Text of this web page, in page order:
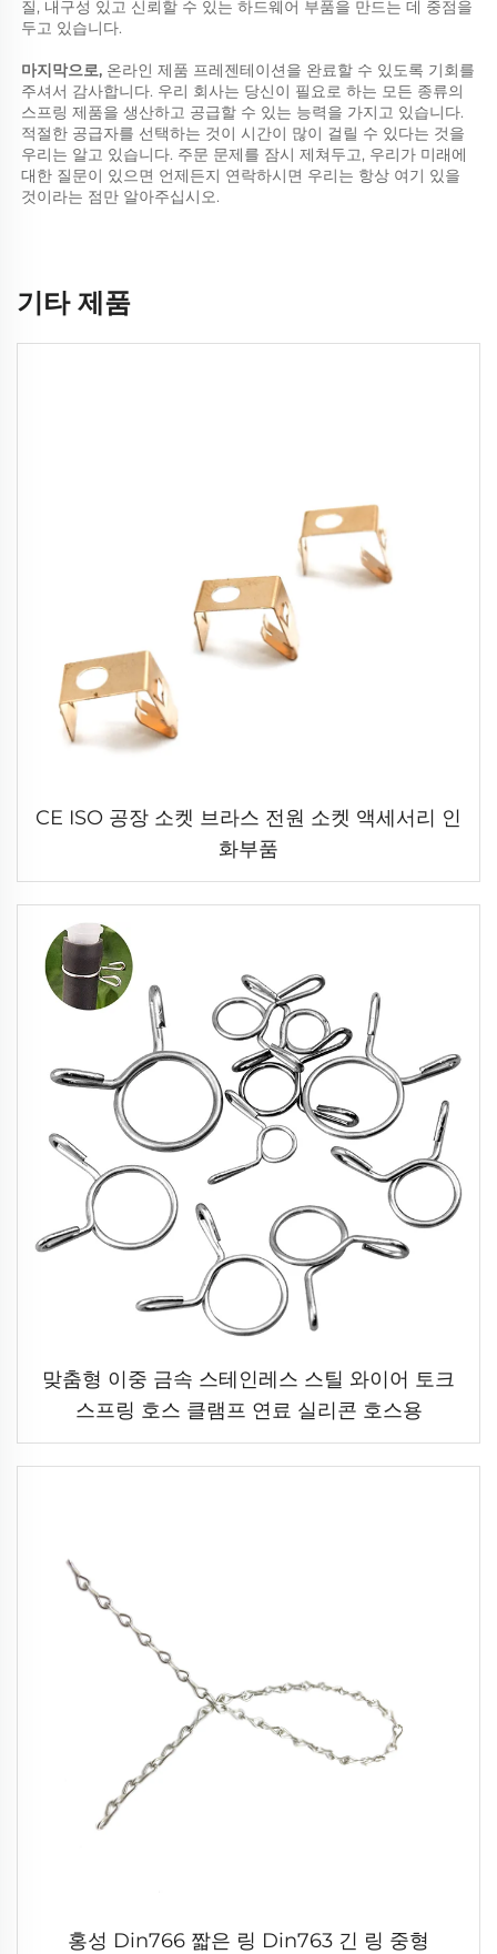
질, 내구성 있고 신뢰할 수 있는 하드웨어 부품을 만드는 데 중점을
두고 있습니다.
마지막으로, 온라인 제품 프레젠테이션을 완료할 수 있도록 기회를
주셔서 감사합니다. 우리 회사는 당신이 필요로 하는 모든 종류의
스프링 제품을 생산하고 공급할 수 있는 능력을 가지고 있습니다.
적절한 공급자를 선택하는 것이 시간이 많이 걸릴 수 있다는 것을
우리는 알고 있습니다. 주문 문제를 잠시 제쳐두고, 우리가 미래에
대한 질문이 있으면 언제든지 연락하시면 우리는 항상 여기 있을
것이라는 점만 알아주십시오.
기타 제품
CE ISO 공장 소켓 브라스 전원 소켓 액세서리 인
화부품
맞춤형 이중 금속 스테인레스 스틸 와이어 토크
스프링 호스 클램프 연료 실리콘 호스용
홍성 Din766 짧은 링 Din763 긴 링 중형